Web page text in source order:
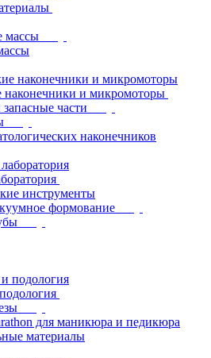
массы
наконечники и микромоторы
части
наконечников
инструменты
формование
для маникюра и педикюра
материалы